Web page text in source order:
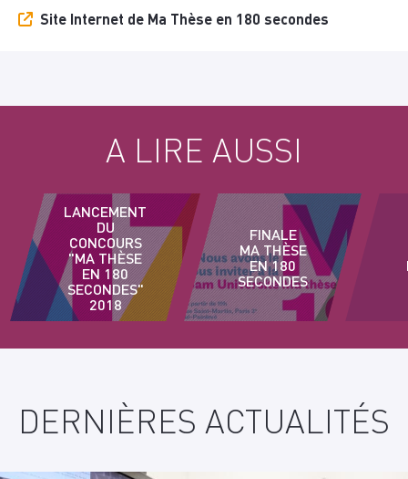
Site Internet de Ma Thèse en 180 secondes
A LIRE AUSSI
LANCEMENT
DU
CONCOURS
"MA THÈSE
EN 180
SECONDES"
2018
FINALE
MA THÈSE
EN 180
SECONDES
DERNIÈRES ACTUALITÉS